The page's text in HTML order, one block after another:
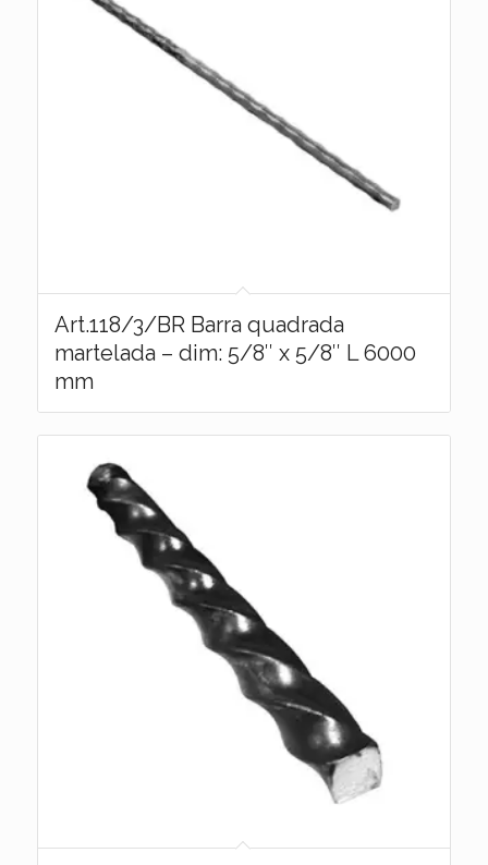
Art.118/3/BR Barra quadrada
martelada – dim: 5/8″ x 5/8″ L 6000
mm